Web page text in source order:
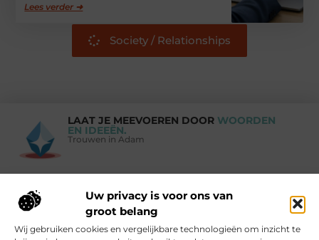
Uw privacy is voor ons van
groot belang
Wij gebruiken cookies en vergelijkbare technologieën om inzicht te
Lees verder ➜
Society / Relationships
LAAT JE MEEVOEREN DOOR WOORDEN
EN IDEEËN.
Trouwen in Adam
Vind Ons Hier :